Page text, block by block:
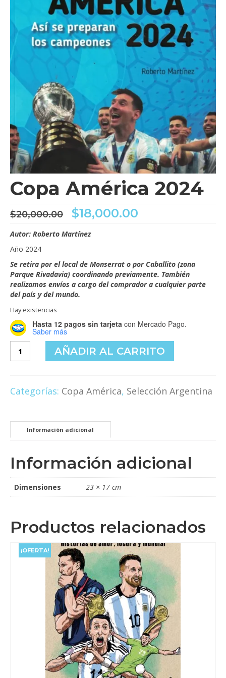
Videos
Tienda
Copa América 2024
$20,000.00 El
precio
original
$18,000.00
Autor: Roberto Martínez
Año 2024
Se retira por el local de Monserrat o por Caballito (zona
Parque Rivadavia) coordinando previamente. También
realizamos envíos a cargo del comprador a cualquier parte
del país y del mundo.
Hay existencias
Hasta 12 pagos sin tarjeta con Mercado Pago.
Saber más
América
AÑADIR AL CARRITO
Categorías: Copa América, Selección Argentina
Información adicional
Información adicional
Dimensiones 23 × 17 cm
Productos relacionados
¡OFERTA!